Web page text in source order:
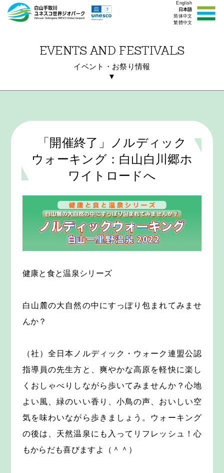
English
日本語
简体中文
繁體中文
EVENTS AND FESTIVALS
イベント・お祭り情報
▼
「開催終了」ノルディック
ウォーキング：白山白川郷ホ
ワイトロードへ
健康と食と温泉シリーズ
白山麓の大自然の中にすっぽり包まれてみませ
んか？
（社）全日本ノルディック・ウォーク連盟公認
指導員の先生方と、爽やかな高原を軽快に楽し
くおしゃべりしながら歩いてみませんか？心地
よい風、緑のいい香り、小鳥の声、おいしい空
気を味わいながら歩きましょう。ウォーキング
の後は、天然温泉にも入ってリフレッシュ！心
もからだも喜びますよ（＾＾）